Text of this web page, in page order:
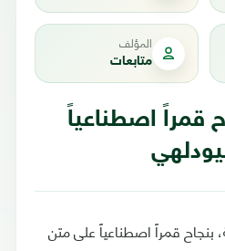
المؤلف
متابعات
قمراً اصطناعياً
بنجاح قمراً اصطناعياً على متن